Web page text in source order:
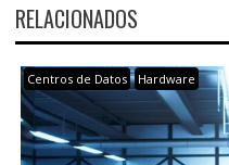
RELACIONADOS
Centros de Datos Hardware